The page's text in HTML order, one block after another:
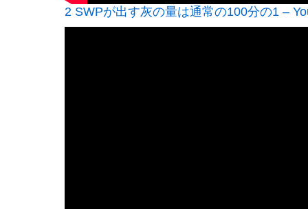
2 SWPが出す灰の量は通常の100分の1 –